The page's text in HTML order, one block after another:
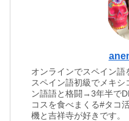
オンラインでスペイン語
スペイン語初級でメキ
ン語語と格闘→3年半で
コスを食べまくる#タコ
機と吉祥寺が好きです。